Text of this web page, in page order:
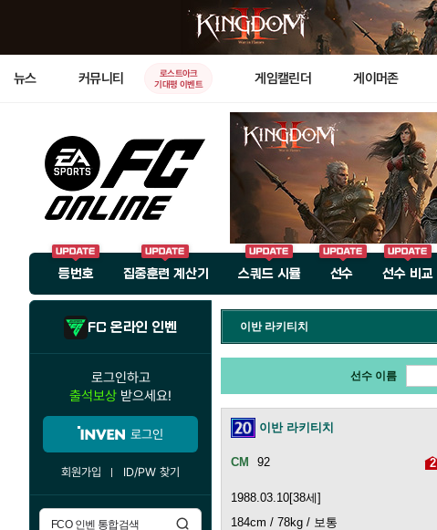
뉴스 커뮤니티
로스트아크
기대평 이벤트
게임캘린더 게이머존
등번호 집중훈련 계산기 스쿼드 시뮬 선수 선수 비교
FC 온라인 인벤
로그인하고
출석보상 받으세요!
로그인
회원가입 ID/PW 찾기
이반 라키티치
선수 이름
이반 라키티치
92 2
1988.03.10[38세]
184cm / 78kg / 보통